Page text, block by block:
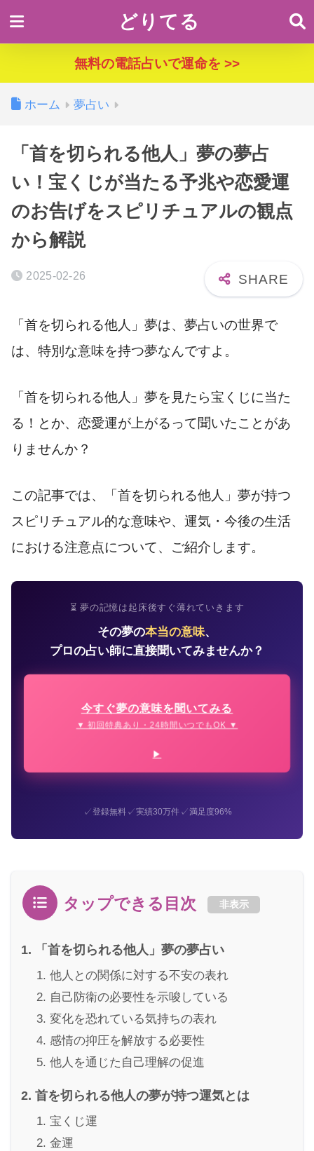
どりてる
無料の電話占いで運命を >>
ホーム 夢占い
「首を切られる他人」夢の夢占
い！宝くじが当たる予兆や恋愛運
のお告げをスピリチュアルの観点
から解説
2025-02-26
「首を切られる他人」夢は、夢占いの世界で
は、特別な意味を持つ夢なんですよ。
「首を切られる他人」夢を見たら宝くじに当た
る！とか、恋愛運が上がるって聞いたことがあ
りませんか？
この記事では、「首を切られる他人」夢が持つ
スピリチュアル的な意味や、運気・今後の生活
における注意点について、ご紹介します。
⏳ 夢の記憶は起床後すぐ薄れていきます
その夢の本当の意味、
プロの占い師に直接聞いてみませんか？
今すぐ夢の意味を聞いてみる
▼ 初回特典あり・24時間いつでもOK ▼
✓登録無料✓実績30万件✓満足度96%
タップできる目次 非表示
「首を切られる他人」夢の夢占い
他人との関係に対する不安の表れ
自己防衛の必要性を示唆している
変化を恐れている気持ちの表れ
感情の抑圧を解放する必要性
他人を通じた自己理解の促進
首を切られる他人の夢が持つ運気とは
宝くじ運
金運